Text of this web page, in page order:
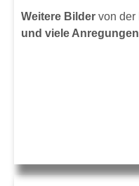
Weitere Bilder von der
und viele Anregungen